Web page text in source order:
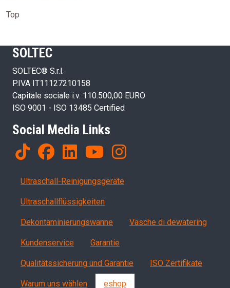
Top
SOLTEC
SOLTEC® S.r.l.
P.IVA IT11127210158
Capitale sociale i.v. 110.500,00 EURO
ISO 9001 - ISO 13485 Certified
Social Media Links
Products
Ultraschall-Reinigungsgeräte
Ultraschallflüssigkeiten
Dekontaminierungswanne Vasche di dewatering
Servizi, garanzia, QA
Kundenservice Garantie
Qualitätssicherung und Garantie ISO Zertifikate
Warum uns wählen eshop